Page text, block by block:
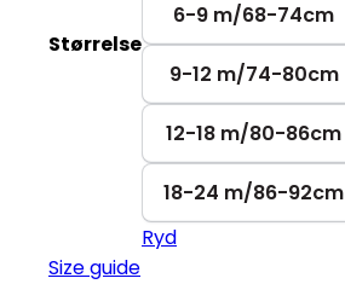
Størrelse
6-9 m/68-74cm
9-12 m/74-80cm
12-18 m/80-86cm
18-24 m/86-92cm
Ryd
Size guide